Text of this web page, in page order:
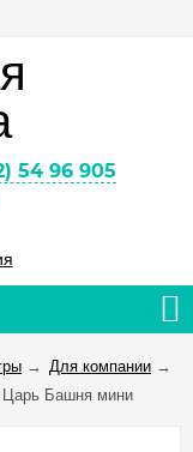
54 96 905
→ Для компании →
Башня мини